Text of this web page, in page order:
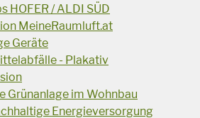
HOFER / ALDI SÜD
MeineRaumluft.at
Geräte
- Plakativ
Grünanlage im Wohnbau
Energieversorgung